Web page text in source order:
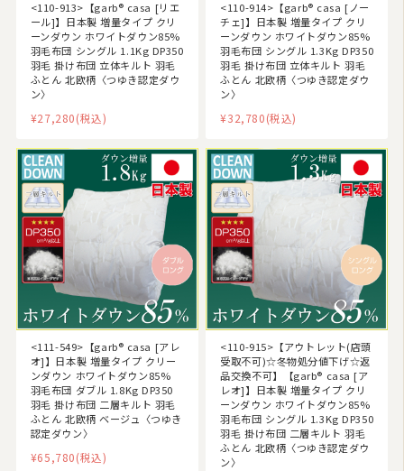
<110-913>【garb® casa [リエ
ール]】日本製 増量タイプ クリ
ーンダウン ホワイトダウン85%
羽毛布団 シングル 1.1Kg DP350
羽毛 掛け布団 立体キルト 羽毛
ふとん 北欧柄〈つゆき認定ダウ
ン〉
¥27,280(税込)
<110-914>【garb® casa [ノー
チェ]】日本製 増量タイプ クリ
ーンダウン ホワイトダウン85%
羽毛布団 シングル 1.3Kg DP350
羽毛 掛け布団 立体キルト 羽毛
ふとん 北欧柄〈つゆき認定ダウ
ン〉
¥32,780(税込)
<111-549>【garb® casa [アレ
オ]】日本製 増量タイプ クリー
ンダウン ホワイトダウン85%
羽毛布団 ダブル 1.8Kg DP350
羽毛 掛け布団 二層キルト 羽毛
ふとん 北欧柄 ベージュ〈つゆき
認定ダウン〉
¥65,780(税込)
<110-915>【アウトレット(店頭
受取不可)☆冬物処分値下げ☆返
品交換不可】【garb® casa [ア
レオ]】日本製 増量タイプ クリ
ーンダウン ホワイトダウン85%
羽毛布団 シングル 1.3Kg DP350
羽毛 掛け布団 二層キルト 羽毛
ふとん 北欧柄〈つゆき認定ダウ
ン〉